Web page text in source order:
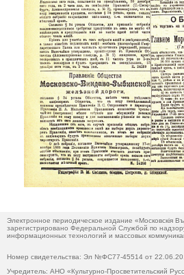
Электронное периодическое издание «Московскiя
зарегистрировано Федеральной Службой по
информационных технологий и массовых
Номер свидетельства: Эл №ФС77-45514 от
Учредитель: АНО «Культурно-Просветительский